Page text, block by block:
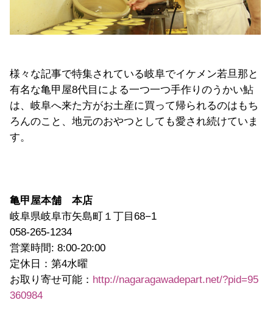
様々な記事で特集されている岐阜でイケメン若旦那と
有名な亀甲屋8代目による一つ一つ手作りのうかい鮎
は、岐阜へ来た方がお土産に買って帰られるのはもち
ろんのこと、地元のおやつとしても愛され続けていま
す。
亀甲屋本舗 本店
岐阜県岐阜市矢島町１丁目68−1
058-265-1234
営業時間: 8:00-20:00
定休日：第4水曜
お取り寄せ可能： http://nagaragawadepart.net/?pid=95
360984